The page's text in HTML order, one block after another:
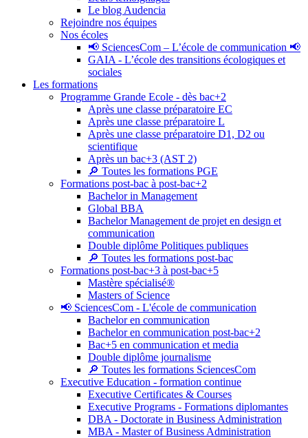
Le blog Audencia
Rejoindre nos équipes
Nos écoles
📢 SciencesCom – L’école de communication 📢
GAIA - L’école des transitions écologiques et
sociales
Les formations
Programme Grande Ecole - dès bac+2
Après une classe préparatoire EC
Après une classe préparatoire L
Après une classe préparatoire D1, D2 ou
scientifique
Après un bac+3 (AST 2)
🔎 Toutes les formations PGE
Formations post-bac à post-bac+2
Bachelor in Management
Global BBA
Bachelor Management de projet en design et
communication
Double diplôme Politiques publiques
🔎 Toutes les formations post-bac
Formations post-bac+3 à post-bac+5
Mastère spécialisé®
Masters of Science
📢 SciencesCom - L'école de communication
Bachelor en communication
Bachelor en communication post-bac+2
Bac+5 en communication et media
Double diplôme journalisme
🔎 Toutes les formations SciencesCom
Executive Education - formation continue
Executive Certificates & Courses
Executive Programs - Formations diplomantes
DBA - Doctorate in Business Administration
MBA - Master of Business Administration